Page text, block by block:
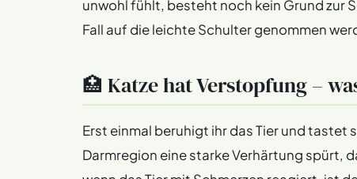
unwohl fühlt, besteht noch kein Grund zur
Fall auf die leichte Schulter genommen
🏥 Katze hat Verstopfung –
Erst einmal beruhigt ihr das Tier und tastet
Darmregion eine starke Verhärtung spürt,